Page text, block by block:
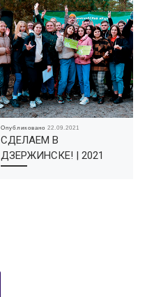
Опубликовано22.09.2021
СДЕЛАЕМ В
ДЗЕРЖИНСКЕ! | 2021